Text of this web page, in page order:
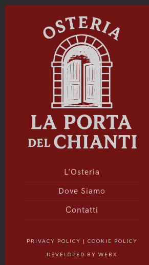
L’Osteria
Dove Siamo
Contatti
PRIVACY POLICY | COOKIE POLICY
DEVELOPED BY WEBX